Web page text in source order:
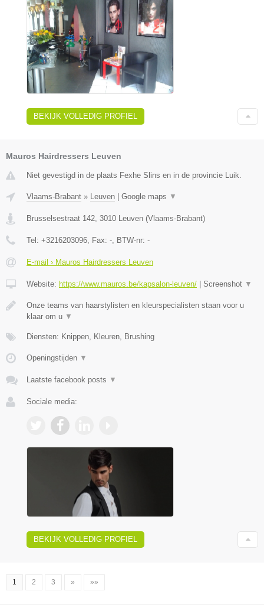
BEKIJK VOLLEDIG PROFIEL
Mauros Hairdressers Leuven
Niet gevestigd in de plaats Fexhe Slins en in de provincie Luik.
Vlaams-Brabant » Leuven Google maps ▼
Brusselsestraat 142, 3010 Leuven (Vlaams-Brabant)
Tel: +3216203096, Fax: -, BTW-nr: -
E-mail › Mauros Hairdressers Leuven
Website: https://www.mauros.be/kapsalon-leuven/ Screenshot ▼
Onze teams van haarstylisten en kleurspecialisten staan voor u
klaar om u ▼
Diensten: Knippen, Kleuren, Brushing
Openingstijden ▼
Laatste facebook posts ▼
Sociale media:
BEKIJK VOLLEDIG PROFIEL
1 2 3 » »»